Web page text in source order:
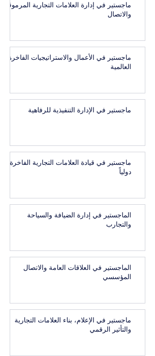
ماجستير في إدارة العلامات التجارية المرموقة
والاتصال
ماجستير في الأعمال والاستراتيجيات الفاخرة
العالمية
ماجستير في الإدارة التنفيذية للرفاهية
ماجستير في قيادة العلامات التجارية الفاخرة
دولياً
الماجستير في إدارة الضيافة والسياحة
والتجارب
الماجستير في العلاقات العامة والاتصال
المؤسسي
ماجستير في الإعلام، بناء العلامات التجارية
والتأثير الرقمي